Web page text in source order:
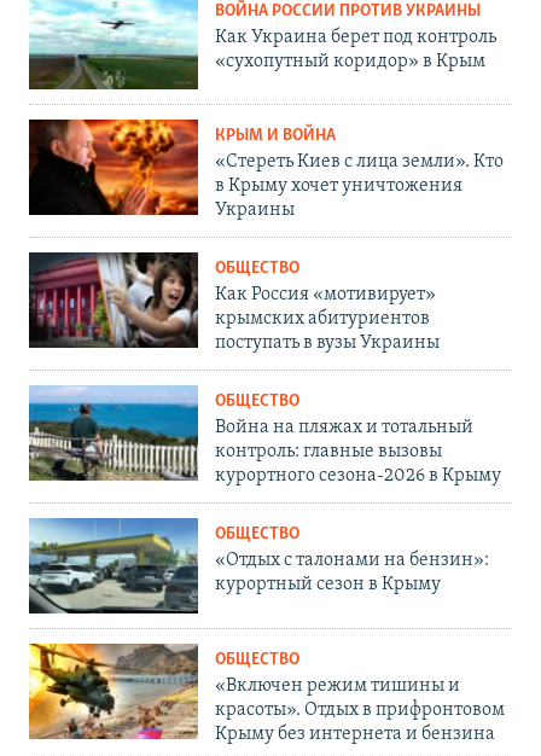
ВОЙНА РОССИИ ПРОТИВ УКРАИНЫ
Как Украина берет под контроль
«сухопутный коридор» в Крым
КРЫМ И ВОЙНА
«Стереть Киев с лица земли». Кто
в Крыму хочет уничтожения
Украины
ОБЩЕСТВО
Как Россия «мотивирует»
крымских абитуриентов
поступать в вузы Украины
ОБЩЕСТВО
Война на пляжах и тотальный
контроль: главные вызовы
курортного сезона-2026 в Крыму
ОБЩЕСТВО
«Отдых с талонами на бензин»:
курортный сезон в Крыму
ОБЩЕСТВО
«Включен режим тишины и
красоты». Отдых в прифронтовом
Крыму без интернета и бензина